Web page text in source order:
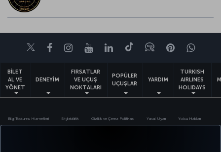
TwitterFacebookInstagram
YoutubeLinkedIn
TiktokBlogPinterest
BİLET
AL VE
YÖNET
DENEYİM
FIRSATLAR
VE UÇUŞ
NOKTALARI
POPÜLER
UÇUŞLAR
YARDIM
TURKISH
AIRLINES
HOLIDAYS
Bilgi Toplumu Hizmetleri Erişilebilirlik Gizlilik ve Çerez Politikası Yasal Uyarı Yolcu Hakları